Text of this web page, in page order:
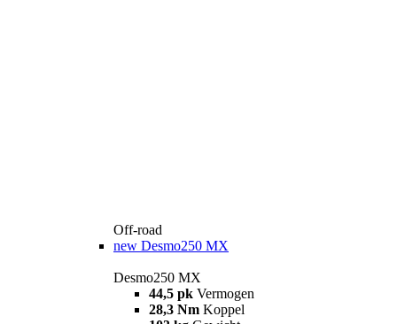
Off-road
new Desmo250 MX
Desmo250 MX
44,5 pk Vermogen
28,3 Nm Koppel